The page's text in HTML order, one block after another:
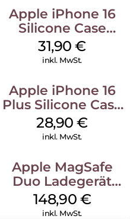
Apple iPhone 16
Silicone Case
MagSafe Fuchsia
31,90€
inkl. MwSt.
Apple iPhone 16
Plus Silicone Case
MagSafe Black
28,90€
inkl. MwSt.
Apple MagSafe
Duo Ladegerät
Weiß
148,90 €
inkl. MwSt.